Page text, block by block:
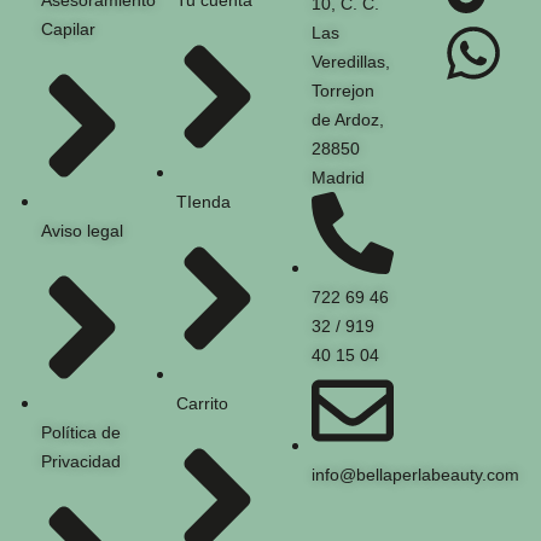
Capilar
Aviso legal
Política de
Privacidad
TIenda
Carrito
10, C. C.
Las
Veredillas,
Torrejon
de Ardoz,
28850
Madrid
722 69 46
32 / 919
40 15 04
info@bellaperlabeauty.com